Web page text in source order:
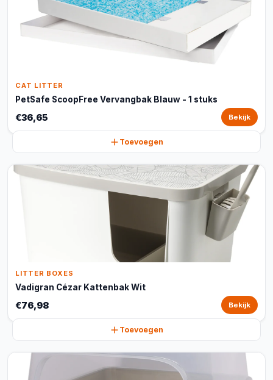
CAT LITTER
PetSafe ScoopFree Vervangbak Blauw - 1 stuks
€36,65 Bekijk
Toevoegen
LITTER BOXES
Vadigran Cézar Kattenbak Wit
€76,98 Bekijk
Toevoegen